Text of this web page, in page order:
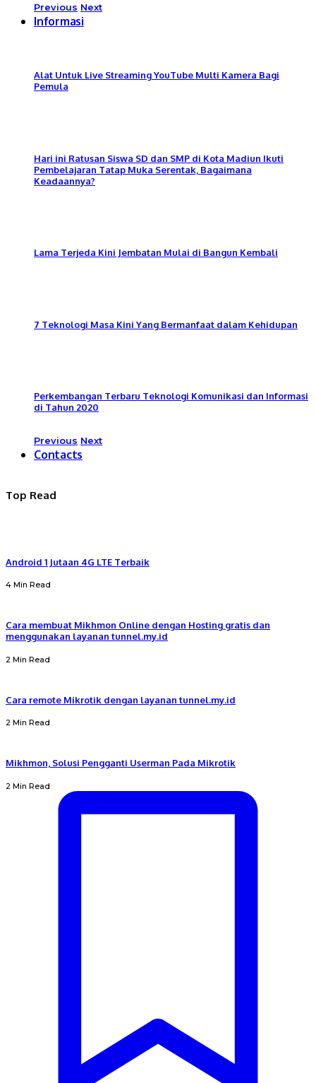
Previous Next
Informasi
Alat Untuk Live Streaming YouTube Multi Kamera Bagi
Pemula
Hari ini Ratusan Siswa SD dan SMP di Kota Madiun Ikuti
Pembelajaran Tatap Muka Serentak, Bagaimana
Keadaannya?
Lama Terjeda Kini Jembatan Mulai di Bangun Kembali
7 Teknologi Masa Kini Yang Bermanfaat dalam Kehidupan
Perkembangan Terbaru Teknologi Komunikasi dan Informasi
di Tahun 2020
Previous Next
Contacts
Top Read
Android 1 Jutaan 4G LTE Terbaik
4 Min Read
Cara membuat Mikhmon Online dengan Hosting gratis dan
menggunakan layanan tunnel.my.id
2 Min Read
Cara remote Mikrotik dengan layanan tunnel.my.id
2 Min Read
Mikhmon, Solusi Pengganti Userman Pada Mikrotik
2 Min Read